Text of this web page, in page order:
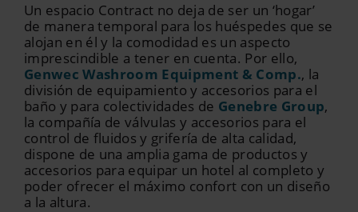
Un espacio Contract no deja de ser un ‘hogar’
de manera temporal para los huéspedes que se
alojan en él y la comodidad es un aspecto
imprescindible a tener en cuenta. Por ello,
Genwec Washroom Equipment & Comp., la
división de equipamiento y accesorios para el
baño y para colectividades de Genebre Group,
la compañía de válvulas y accesorios para el
control de fluidos y grifería de alta calidad,
dispone de una amplia gama de productos y
accesorios para equipar un hotel al completo y
poder ofrecer el máximo confort con un diseño
a la altura.